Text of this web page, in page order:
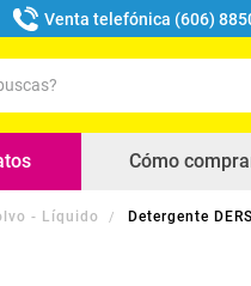
Venta telefónica (606)
Cómo
- Líquido Detergente
buscados